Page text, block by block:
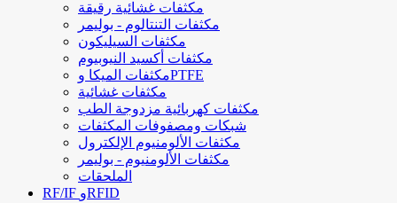
مكثفات غشائية رقيقة
مكثفات التنتالوم - بوليمر
مكثفات السيليكون
مكثفات أكسيد النيوبيوم
مكثفات الميكا وPTFE
مكثفات غشائية
مكثفات كهربائية مزدوجة الطب
شبكات ومصفوفات المكثفات
مكثفات الألومنيوم الإلكترول
مكثفات الألومنيوم - بوليمر
الملحقات
RF/IF وRFID